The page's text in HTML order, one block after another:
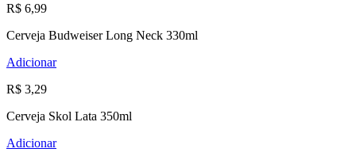
R$ 6,99
Cerveja Budweiser Long Neck 330ml
Adicionar
R$ 3,29
Cerveja Skol Lata 350ml
Adicionar